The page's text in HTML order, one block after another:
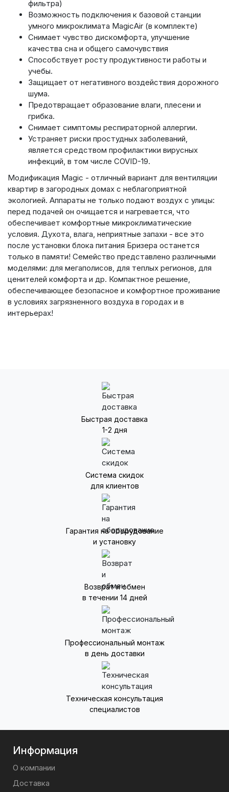
фильтра)
Возможность подключения к базовой станции
умного микроклимата MagicAir (в комплекте)
Снимает чувство дискомфорта, улучшение
качества сна и общего самочувствия
Способствует росту продуктивности работы и
учебы.
Защищает от негативного воздействия дорожного
шума.
Предотвращает образование влаги, плесени и
грибка.
Снимает симптомы респираторной аллергии.
Устраняет риски простудных заболеваний,
является средством профилактики вирусных
инфекций, в том числе COVID-19.
Модификация Magic - отличный вариант для вентиляции
квартир в загородных домах с неблагоприятной
экологией. Аппараты не только подают воздух с улицы:
перед подачей он очищается и нагревается, что
обеспечивает комфортные микроклиматические
условия. Духота, влага, неприятные запахи - все это
после установки блока питания Бризера останется
только в памяти! Семейство представлено различными
моделями: для мегаполисов, для теплых регионов, для
ценителей комфорта и др. Компактное решение,
обеспечивающее безопасное и комфортное проживание
в условиях загрязненного воздуха в городах и в
интерьерах!
Быстрая доставка
1-2 дня
Система скидок
для клиентов
Гарантия на оборудование
и установку
Возврат и обмен
в течении 14 дней
Профессиональный монтаж
в день доставки
Техническая консультация
специалистов
Информация
О компании
Доставка